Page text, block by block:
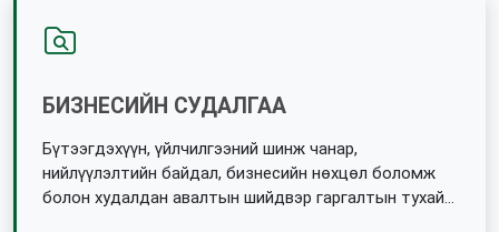
БИЗНЕСИЙН СУДАЛГАА
Бүтээгдэхүүн, үйлчилгээний шинж чанар,
нийлүүлэлтийн байдал, бизнесийн нөхцөл боломж
болон худалдан авалтын шийдвэр гаргалтын тухай